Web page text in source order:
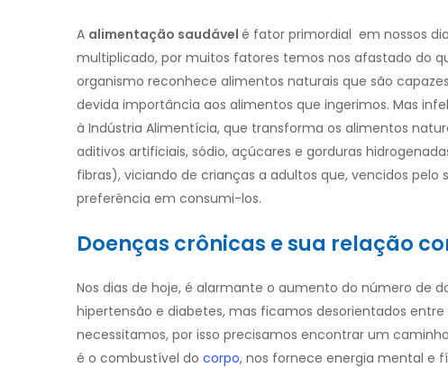
A alimentação saudável é fator primordial em nossos
multiplicado, por muitos fatores temos nos afastado do
organismo reconhece alimentos naturais que são
devida importância aos alimentos que ingerimos. Mas
à Indústria Alimentícia, que transforma os alimentos
aditivos artificiais, sódio, açúcares e gorduras
fibras), viciando de crianças a adultos que, vencidos
preferência em consumi-los.
Doenças crônicas e sua relação
Nos dias de hoje, é alarmante o aumento do número de
hipertensão e diabetes, mas ficamos desorientados
necessitamos, por isso precisamos encontrar um
é o combustível do corpo, nos fornece energia mental e